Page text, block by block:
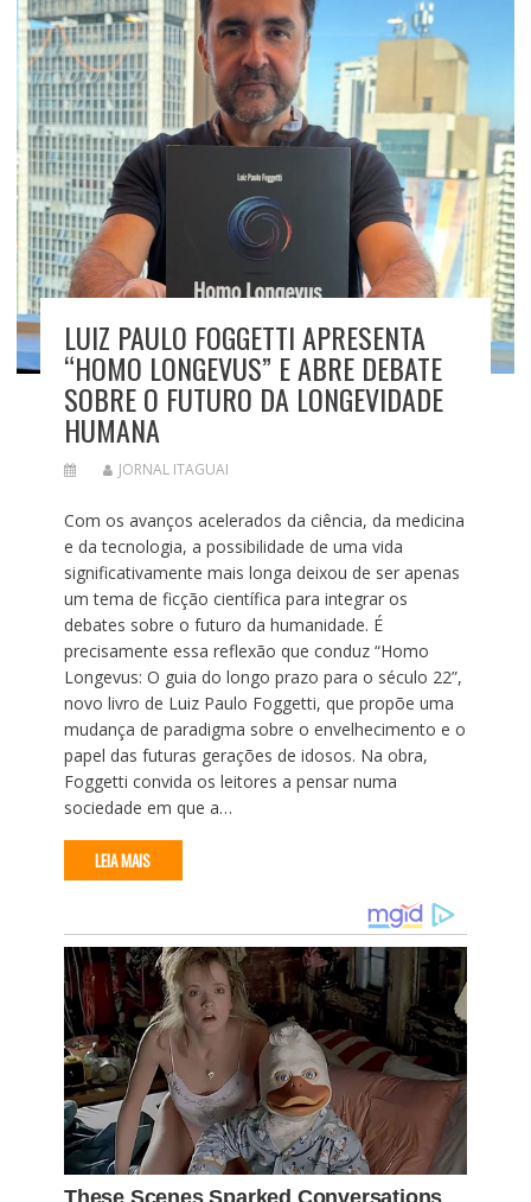
LUIZ PAULO FOGGETTI APRESENTA
“HOMO LONGEVUS” E ABRE DEBATE
SOBRE O FUTURO DA LONGEVIDADE
HUMANA
JORNAL ITAGUAI
Com os avanços acelerados da ciência, da medicina
e da tecnologia, a possibilidade de uma vida
significativamente mais longa deixou de ser apenas
um tema de ficção científica para integrar os
debates sobre o futuro da humanidade. É
precisamente essa reflexão que conduz “Homo
Longevus: O guia do longo prazo para o século 22”,
novo livro de Luiz Paulo Foggetti, que propõe uma
mudança de paradigma sobre o envelhecimento e o
papel das futuras gerações de idosos. Na obra,
Foggetti convida os leitores a pensar numa
sociedade em que a…
LEIA MAIS